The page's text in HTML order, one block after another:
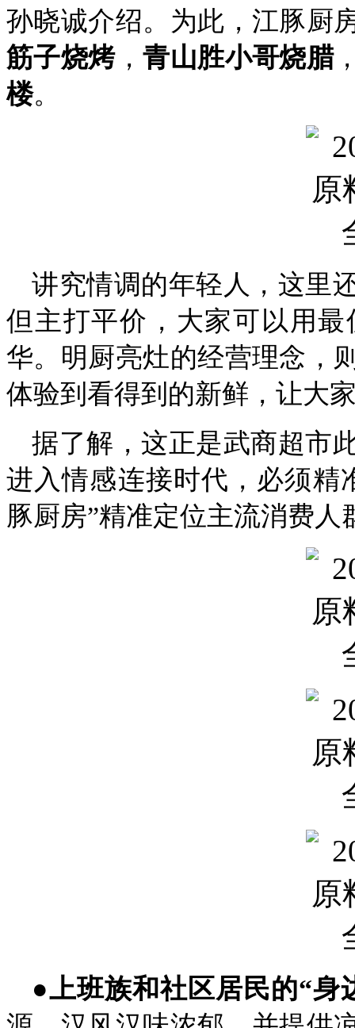
孙晓诚介绍。为此，江豚厨
筋子烧烤，青山胜小哥烧腊
楼。
讲究情调的年轻人，这里
但主打平价，大家可以用
华。明厨亮灶的经营理念，
体验到看得到的新鲜，让大
据了解，这正是武商超市
进入情感连接时代，必须精
豚厨房”精准定位主流消费
●上班族和社区居民的“身